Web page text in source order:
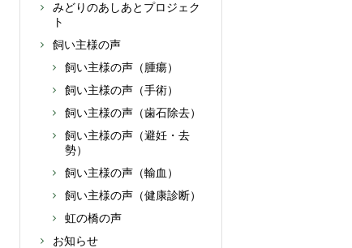
みどりのあしあとプロジェク
ト
飼い主様の声
飼い主様の声（腫瘍）
飼い主様の声（手術）
飼い主様の声（歯石除去）
飼い主様の声（避妊・去
勢）
飼い主様の声（輸血）
飼い主様の声（健康診断）
虹の橋の声
お知らせ